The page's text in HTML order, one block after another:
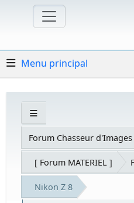
Menu principal
Forum Chasseur
[ Forum MATERIEL ]
Nikon Z 8